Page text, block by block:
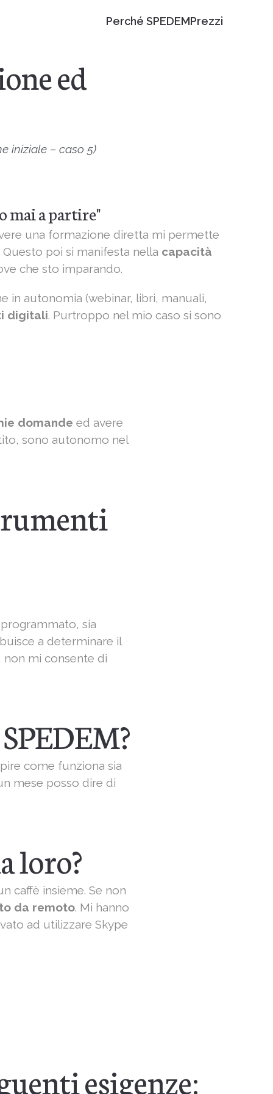
Perché SPEDEMPrezzi
ed
iniziale – caso 5)
mai a partire"
una formazione diretta mi permette
poi si manifesta nella capacità
che sto imparando.
in autonomia (webinar, libri, manuali,
digitali. Purtroppo nel mio caso si sono
domande ed avere
sono autonomo nel
sia
a determinare il
non mi consente di
come funziona sia
mese posso dire di
loro?
caffè insieme. Se non
da remoto. Mi hanno
ad utilizzare Skype
esigenze: